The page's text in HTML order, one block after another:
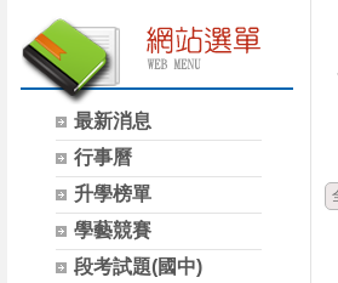
最新消息
行事曆
升學榜單
學藝競賽
段考試題(國中)